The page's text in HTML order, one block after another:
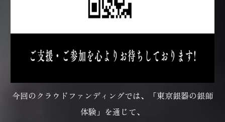
今回のクラウドファンディングでは、「東京銀器の銀師
体験」を通じて、